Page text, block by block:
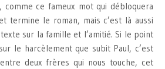
ce fameux mot qui débloquera
termine le roman, mais c’est là aussi
sur la famille et l’amitié. Si le point
le harcèlement que subit Paul, c’est
deux frères qui nous touche, cet